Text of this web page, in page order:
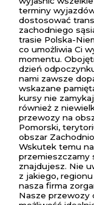
terminy
dostosować
zachodniego
trasie Polska-
co umożliwia Ci
momentu.
dzień
nami zawsze
wskazane
kursy nie
również z
przewozy na
Pomorski,
obszar
Wskutek temu
przemieszczamy
znajdujesz. Nie
z jakiego,
nasza firma
Nasze przewozy